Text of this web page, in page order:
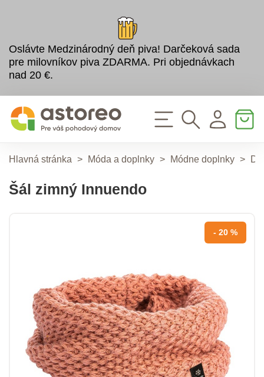
Oslávte Medzinárodný deň piva! Darčeková sada
pre milovníkov piva ZDARMA. Pri objednávkach
nad 20 €.
Hlavná stránka > Móda a doplnky > Módne doplnky >
Šál zimný Innuendo
- 20 %